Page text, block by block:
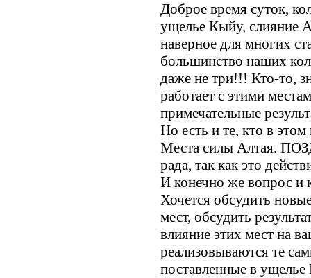
Доброе время суток,
ущелье Кыйу, слияние
наверное для многих
большинство наших
даже не три!!! Кто-то,
работает с этими
примечательные
Но есть и те, кто в
Места силы Алтая.
рада, так как это
И конечно же вопрос и
Хочется обсудить
мест, обсудить
влияние этих мест на
реализовываются те
поставленные в